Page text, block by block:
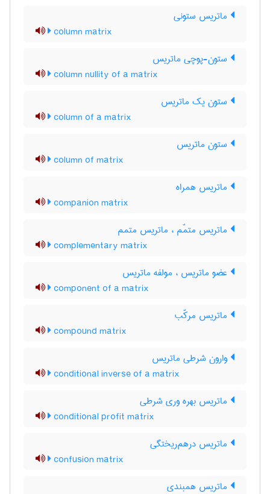
ماتریس ستونی
column matrix
ستون-پوچی ماتریس
column nullity of a matrix
ستون یک ماتریس
column of a matrix
ستون ماتریس
column of matrix
ماتریس همراه
companion matrix
ماتریس متمّم ، ماتریس متمم
complementary matrix
عضو ماتریس ، مولفه ماتریس
component of a matrix
ماتریس مرکّب
compound matrix
وارون شرطی ماتریس
conditional inverse of a matrix
ماتریس بهره وری شرطی
conditional profit matrix
ماتریس درهم‌ریختگی
confusion matrix
ماتریس همبندی